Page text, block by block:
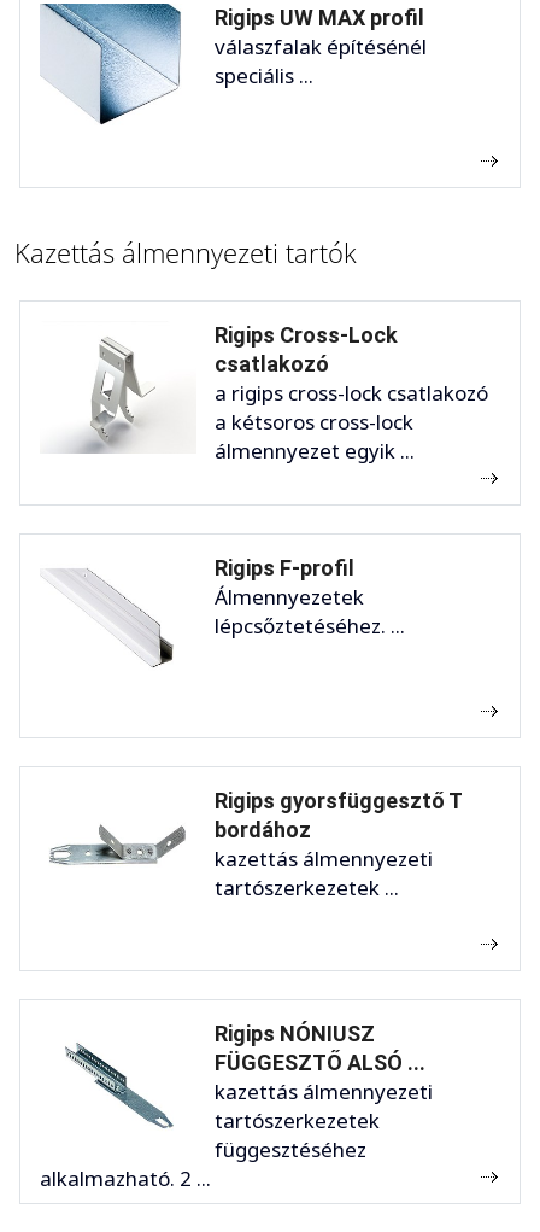
Rigips UW MAX profil
válaszfalak építésénél
speciális ...
Kazettás álmennyezeti tartók
Rigips Cross-Lock
csatlakozó
a rigips cross-lock csatlakozó
a kétsoros cross-lock
álmennyezet egyik ...
Rigips F-profil
Álmennyezetek
lépcsőztetéséhez. ...
Rigips gyorsfüggesztő T
bordához
kazettás álmennyezeti
tartószerkezetek ...
Rigips NÓNIUSZ
FÜGGESZTŐ ALSÓ ...
kazettás álmennyezeti
tartószerkezetek
függesztéséhez
alkalmazható. 2 ...